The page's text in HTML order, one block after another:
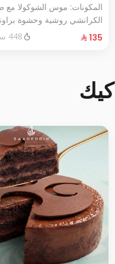
المكونات: موس الشوكولا مع
الكرانشي روشية وحشوة
المغطاة بالكراميل
448 سعرة حرارية
كيك